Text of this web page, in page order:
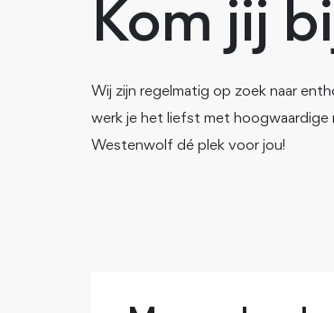
Kom jij
Wij zijn regelmatig op zoek naar
werk je het liefst met hoogwaardige
Westenwolf dé plek voor jou!